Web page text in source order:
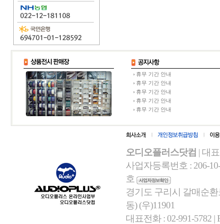
휴무 기간 안내
휴무 기간 안내
휴무 기간 안내
휴무 기간 안내
휴무 기간 안내
오디오플러스닷컴 | 대
사업자등록번호 : 206-
호
경기도 구리시 갈매순
동) (우)11901
대표전화 : 02-991-5782 |